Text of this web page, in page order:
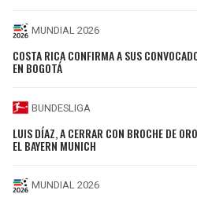
MUNDIAL 2026
COSTA RICA CONFIRMA A SUS
EN BOGOTÁ
BUNDESLIGA
LUIS DÍAZ, A CERRAR CON BROCHE DE
EL BAYERN MUNICH
MUNDIAL 2026